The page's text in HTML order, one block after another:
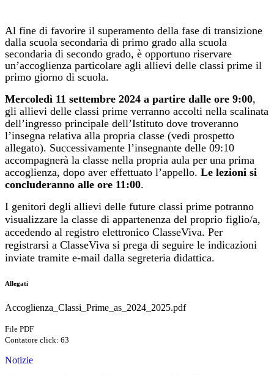
Al fine di favorire il superamento della fase di transizione
dalla scuola secondaria di primo grado alla scuola
secondaria di secondo grado, è opportuno riservare
un’accoglienza particolare agli allievi delle classi prime il
primo giorno di scuola.
Mercoledì 11 settembre 2024 a partire dalle ore 9:00,
gli allievi delle classi prime verranno accolti nella scalinata
dell’ingresso principale dell’Istituto dove troveranno
l’insegna relativa alla propria classe (vedi prospetto
allegato). Successivamente l’insegnante delle 09:10
accompagnerà la classe nella propria aula per una prima
accoglienza, dopo aver effettuato l’appello. Le lezioni si
concluderanno alle ore 11:00.
I genitori degli allievi delle future classi prime potranno
visualizzare la classe di appartenenza del proprio figlio/a,
accedendo al registro elettronico ClasseViva. Per
registrarsi a ClasseViva si prega di seguire le indicazioni
inviate tramite e-mail dalla segreteria didattica.
Allegati
Accoglienza_Classi_Prime_as_2024_2025.pdf
File PDF
Contatore click: 63
Notizie